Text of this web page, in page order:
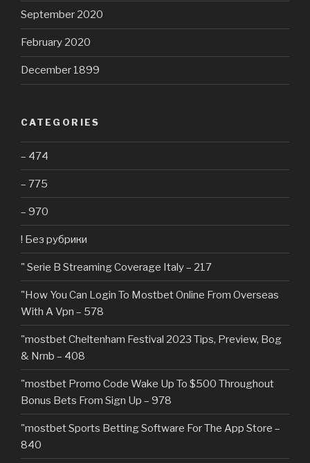
September 2020
February 2020
December 1899
CATEGORIES
– 474
– 775
– 970
! Без рубрики
"️ Serie B Streaming Coverage Italy – 217
"How You Can Login To Mostbet Online From Overseas
With A Vpn – 578
"mostbet Cheltenham Festival 2023 Tips, Preview, Bog
& Nrnb – 408
"mostbet Promo Code Wake Up To $500 Throughout
Bonus Bets From Sign Up – 978
"‎mostbet Sports Betting Software For The App Store –
840